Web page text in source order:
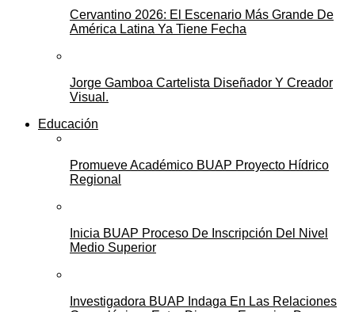
Cervantino 2026: El Escenario Más Grande De
América Latina Ya Tiene Fecha
Jorge Gamboa Cartelista Diseñador Y Creador
Visual.
Educación
Promueve Académico BUAP Proyecto Hídrico
Regional
Inicia BUAP Proceso De Inscripción Del Nivel
Medio Superior
Investigadora BUAP Indaga En Las Relaciones